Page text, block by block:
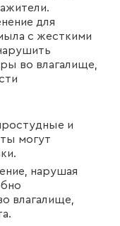
для
с жесткими
во влагалище,
и
могут
нарушая
влагалище,